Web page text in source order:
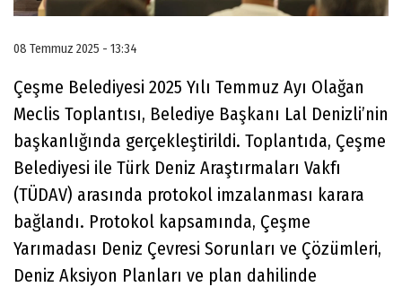
08 Temmuz 2025 - 13:34
Çeşme Belediyesi 2025 Yılı Temmuz Ayı Olağan
Meclis Toplantısı, Belediye Başkanı Lal Denizli’nin
başkanlığında gerçekleştirildi. Toplantıda, Çeşme
Belediyesi ile Türk Deniz Araştırmaları Vakfı
(TÜDAV) arasında protokol imzalanması karara
bağlandı. Protokol kapsamında, Çeşme
Yarımadası Deniz Çevresi Sorunları ve Çözümleri,
Deniz Aksiyon Planları ve plan dahilinde